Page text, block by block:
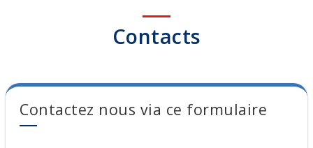
Contacts
Contactez nous via ce formulaire